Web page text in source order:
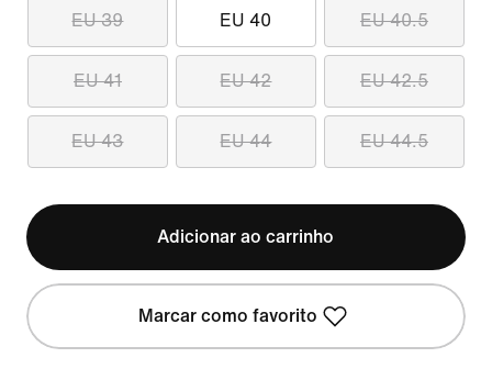
EU 39 EU 40 EU 40.5
EU 41 EU 42 EU 42.5
EU 43 EU 44 EU 44.5
Adicionar ao carrinho
Marcar como favorito